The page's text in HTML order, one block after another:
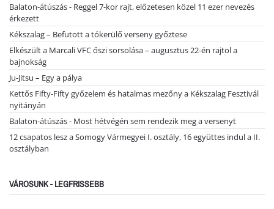
Balaton-átúszás - Reggel 7-kor rajt, előzetesen közel 11 ezer nevezés
érkezett
Kékszalag – Befutott a tókerülő verseny győztese
Elkészült a Marcali VFC őszi sorsolása – augusztus 22-én rajtol a
bajnokság
Ju-Jitsu – Egy a pálya
Kettős Fifty-Fifty győzelem és hatalmas mezőny a Kékszalag Fesztivál
nyitányán
Balaton-átúszás - Most hétvégén sem rendezik meg a versenyt
12 csapatos lesz a Somogy Vármegyei I. osztály, 16 együttes indul a II.
osztályban
VÁROSUNK - LEGFRISSEBB